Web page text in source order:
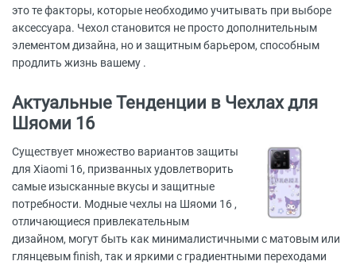
это те факторы, которые необходимо учитывать при выборе
аксессуара. Чехол становится не просто дополнительным
элементом дизайна, но и защитным барьером, способным
продлить жизнь вашему .
Актуальные Тенденции в Чехлах для
Шяоми 16
Существует множество вариантов защиты
для Xiaomi 16, призванных удовлетворить
самые изысканные вкусы и защитные
потребности. Модные чехлы на Шяоми 16 ,
отличающиеся привлекательным
дизайном, могут быть как минималистичными с матовым или
глянцевым finish, так и яркими с градиентными переходами